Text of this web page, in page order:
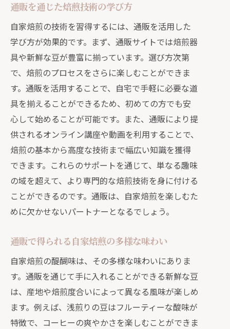
通販を通じた焙煎技術の学び方
自家焙煎の技術を習得するには、通販を活用した
学び方が効果的です。まず、通販サイトでは焙煎器
具や新鮮な豆が豊富に揃っています。選び方次第
で、焙煎のプロセスをさらに楽しむことができま
す。通販を活用することで、自宅で手軽に必要な道
具を揃えることができるため、初めての方でも安
心して始めることが可能です。また、通販により提
供されるオンライン講座や動画を利用することで、
焙煎の基本から高度な技術まで幅広い知識を獲得
できます。これらのサポートを通じて、単なる趣味
の域を超えて、より専門的な焙煎技術を身に付ける
ことができるのです。通販は、自家焙煎を楽しむた
めに欠かせないパートナーとなるでしょう。
通販で得られる自家焙煎の多様な味わい
自家焙煎の醍醐味は、その多様な味わいにありま
す。通販を通じて手に入れることができる新鮮な豆
は、産地や焙煎度合いによって異なる風味が楽しめ
ます。例えば、浅煎りの豆はフルーティーな酸味が
特徴で、コーヒーの爽やかさを楽しむことができま